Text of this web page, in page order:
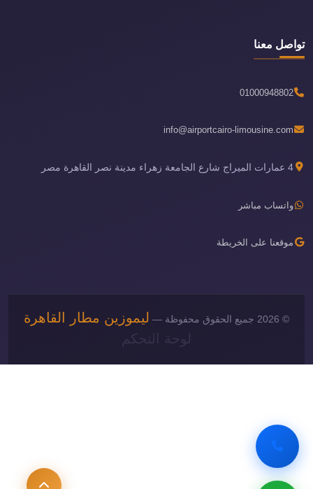
تواصل معنا
01000948802
info@airportcairo-limousine.com
4 عمارات الميراج شارع الجامعة زهراء مدينة نصر القاهرة مصر
واتساب مباشر
موقعنا على الخريطة
© 2026 جميع الحقوق محفوظة —
ليموزين مطار القاهرة